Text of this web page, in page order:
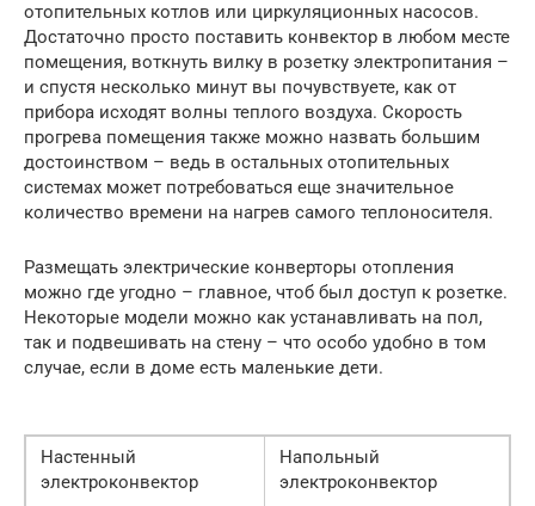
отопительных котлов или циркуляционных насосов.
Достаточно просто поставить конвектор в любом месте
помещения, воткнуть вилку в розетку электропитания –
и спустя несколько минут вы почувствуете, как от
прибора исходят волны теплого воздуха. Скорость
прогрева помещения также можно назвать большим
достоинством – ведь в остальных отопительных
системах может потребоваться еще значительное
количество времени на нагрев самого теплоносителя.
Размещать электрические конверторы отопления
можно где угодно – главное, чтоб был доступ к розетке.
Некоторые модели можно как устанавливать на пол,
так и подвешивать на стену – что особо удобно в том
случае, если в доме есть маленькие дети.
Настенный
электроконвектор
Напольный
электроконвектор